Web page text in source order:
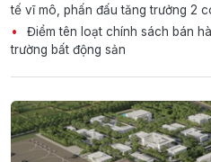
tế vĩ mô, phấn đấu tăng trưởng 2
Điểm tên loạt chính sách bán
trường bất động sản